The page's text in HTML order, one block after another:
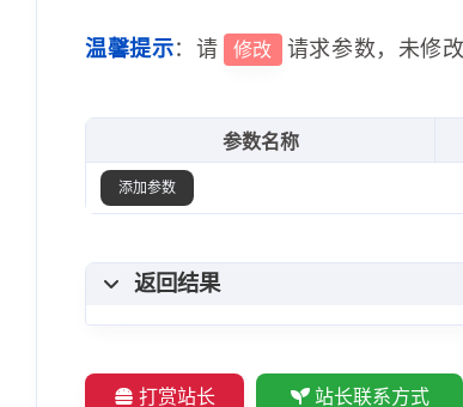
温馨提示：请 修改 请求参数，未修
参数名称
添加参数
返回结果
打赏站长 站长联系方式